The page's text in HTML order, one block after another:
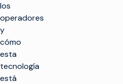
los
operadores
y
cómo
esta
tecnología
está